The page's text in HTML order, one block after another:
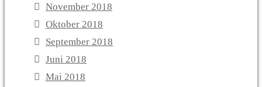
November 2018
Oktober 2018
September 2018
Juni 2018
Mai 2018